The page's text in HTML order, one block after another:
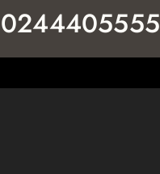
0244405555